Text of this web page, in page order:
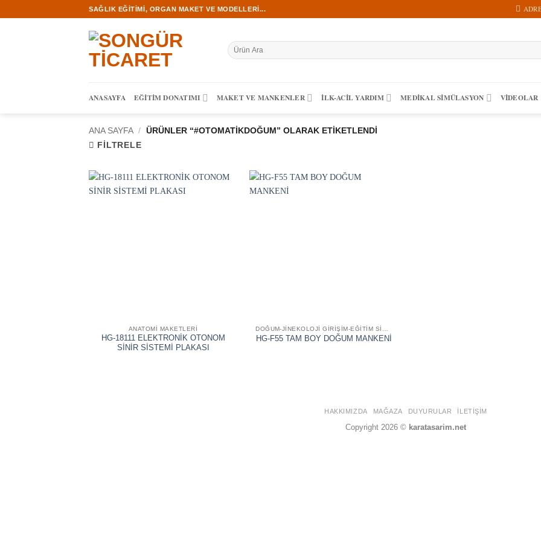
atla
SAĞLIK EĞITIMI, ORGAN MAKET VE MODELLERI...
Ara:
ANASAYFA EĞITIM DONATIMI MAKET VE MANKENLER İLK-ACIL YARDIM MEDIKAL SIMÜLASYON VİDEOLAR
ANA SAYFA / ÜRÜNLER “#OTOMATIKDOĞUM” OLARAK ETIKETLENDI
FILTRELE
ANATOMİ MAKETLERİ
HG-18111 ELEKTRONİK OTONOM
SİNİR SİSTEMİ PLAKASI
HG-F55 TAM BOY DOĞUM MANKENİ
HAKKIMIZDA MAĞAZA DUYURULAR İLETIŞIM
Copyright 2026 © karatasarim.net